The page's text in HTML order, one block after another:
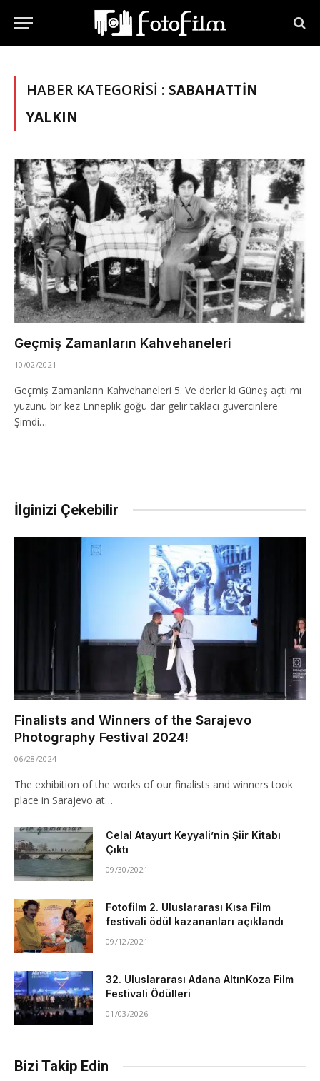
HABER KATEGORISI : SABAHATTIN
YALKIN
Geçmiş Zamanların Kahvehaneleri
10/02/2021
Geçmiş Zamanların Kahvehaneleri 5. Ve derler ki Güneş açtı mı
yüzünü bir kez Enneplik göğü dar gelir taklacı güvercinlere
Şimdi…
İlginizi Çekebilir
Finalists and Winners of the Sarajevo
Photography Festival 2024!
06/28/2024
The exhibition of the works of our finalists and winners took
place in Sarajevo at…
Celal Atayurt Keyyali’nin Şiir Kitabı
Çıktı
09/30/2021
Fotofilm 2. Uluslararası Kısa Film
festivali ödül kazananları açıklandı
09/12/2021
32. Uluslararası Adana AltınKoza Film
Festivali Ödülleri
01/03/2026
Bizi Takip Edin